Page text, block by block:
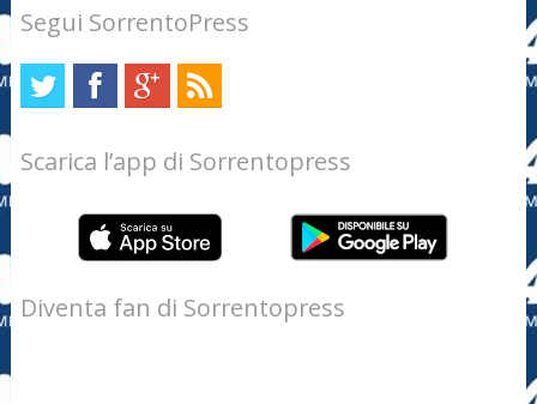
Segui SorrentoPress
Scarica l’app di Sorrentopress
Diventa fan di Sorrentopress